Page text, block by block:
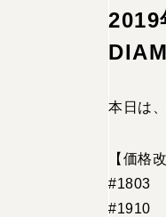
本日は
【価格
#1803
#1910